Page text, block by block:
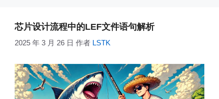
芯片设计流程中的LEF文件语句解析
2025 年 3 月 26 日 作者 LSTK